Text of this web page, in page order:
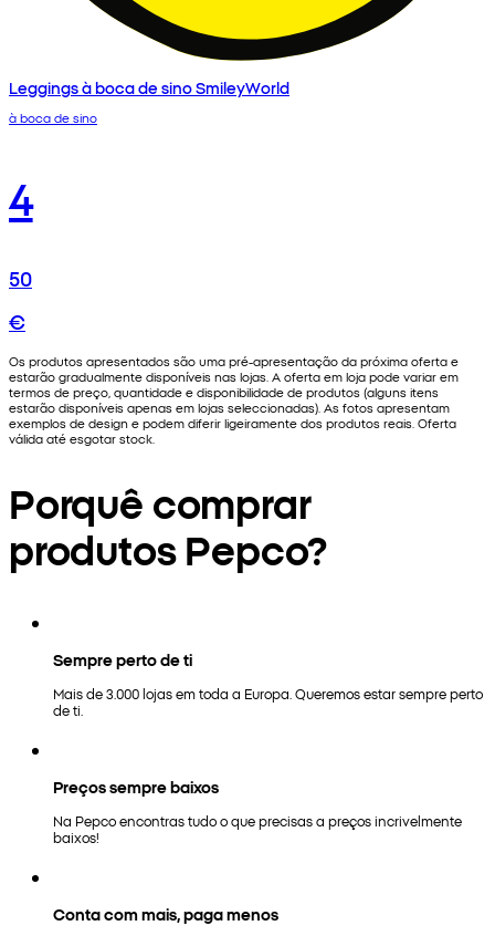
Leggings à boca de sino SmileyWorld
à boca de sino
4
50
€
Os produtos apresentados são uma pré-apresentação da próxima oferta e
estarão gradualmente disponíveis nas lojas. A oferta em loja pode variar em
termos de preço, quantidade e disponibilidade de produtos (alguns itens
estarão disponíveis apenas em lojas seleccionadas). As fotos apresentam
exemplos de design e podem diferir ligeiramente dos produtos reais. Oferta
válida até esgotar stock.
Porquê comprar
produtos Pepco?
Sempre perto de ti
Mais de 3.000 lojas em toda a Europa. Queremos estar sempre perto
de ti.
Preços sempre baixos
Na Pepco encontras tudo o que precisas a preços incrivelmente
baixos!
Conta com mais, paga menos